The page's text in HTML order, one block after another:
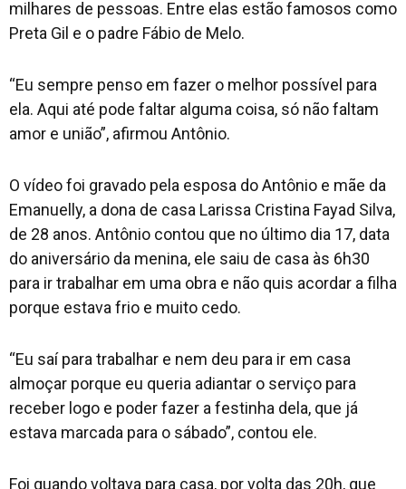
milhares de pessoas. Entre elas estão famosos como
Preta Gil e o padre Fábio de Melo.
“Eu sempre penso em fazer o melhor possível para
ela. Aqui até pode faltar alguma coisa, só não faltam
amor e união”, afirmou Antônio.
O vídeo foi gravado pela esposa do Antônio e mãe da
Emanuelly, a dona de casa Larissa Cristina Fayad Silva,
de 28 anos. Antônio contou que no último dia 17, data
do aniversário da menina, ele saiu de casa às 6h30
para ir trabalhar em uma obra e não quis acordar a filha
porque estava frio e muito cedo.
“Eu saí para trabalhar e nem deu para ir em casa
almoçar porque eu queria adiantar o serviço para
receber logo e poder fazer a festinha dela, que já
estava marcada para o sábado”, contou ele.
Foi quando voltava para casa, por volta das 20h, que